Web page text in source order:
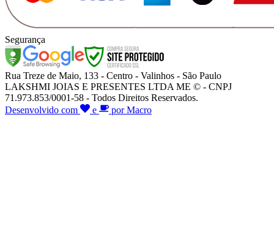
Segurança
Rua Treze de Maio, 133 - Centro - Valinhos - São Paulo
LAKSHMI JOIAS E PRESENTES LTDA ME © - CNPJ
71.973.853/0001-58 - Todos Direitos Reservados.
Desenvolvido com
e por Macro